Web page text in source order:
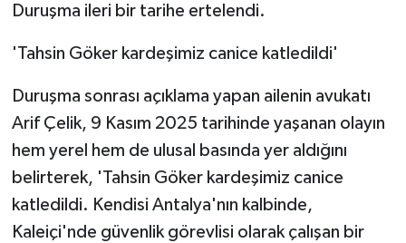
Duruşma ileri bir tarihe ertelendi.
'Tahsin Göker kardeşimiz canice katledildi'
Duruşma sonrası açıklama yapan ailenin avukatı
Arif Çelik, 9 Kasım 2025 tarihinde yaşanan olayın
hem yerel hem de ulusal basında yer aldığını
belirterek, 'Tahsin Göker kardeşimiz canice
katledildi. Kendisi Antalya'nın kalbinde,
Kaleiçi'nde güvenlik görevlisi olarak çalışan bir